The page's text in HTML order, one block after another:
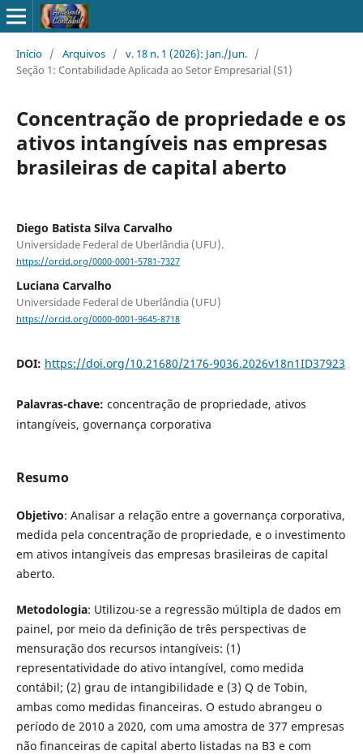
Início / Arquivos / v. 18 n. 1 (2026): Jan./Jun. /
Seção 1: Contabilidade Aplicada ao Setor Empresarial (S1)
Concentração de propriedade e os
ativos intangíveis nas empresas
brasileiras de capital aberto
Diego Batista Silva Carvalho
Universidade Federal de Uberlândia (UFU).
https://orcid.org/0000-0001-5781-7327
Luciana Carvalho
Universidade Federal de Uberlândia (UFU)
https://orcid.org/0000-0001-9645-8718
DOI: https://doi.org/10.21680/2176-9036.2026v18n1ID37923
Palavras-chave: concentração de propriedade, ativos
intangíveis, governança corporativa
Resumo
Objetivo: Analisar a relação entre a governança corporativa,
medida pela concentração de propriedade, e o investimento
em ativos intangíveis das empresas brasileiras de capital
aberto.
Metodologia: Utilizou-se a regressão múltipla de dados em
painel, por meio da definição de três perspectivas de
mensuração dos recursos intangíveis: (1)
representatividade do ativo intangível, como medida
contábil; (2) grau de intangibilidade e (3) Q de Tobin,
ambas como medidas financeiras. O estudo abrangeu o
período de 2010 a 2020, com uma amostra de 377 empresas
não financeiras de capital aberto listadas na B3 e com